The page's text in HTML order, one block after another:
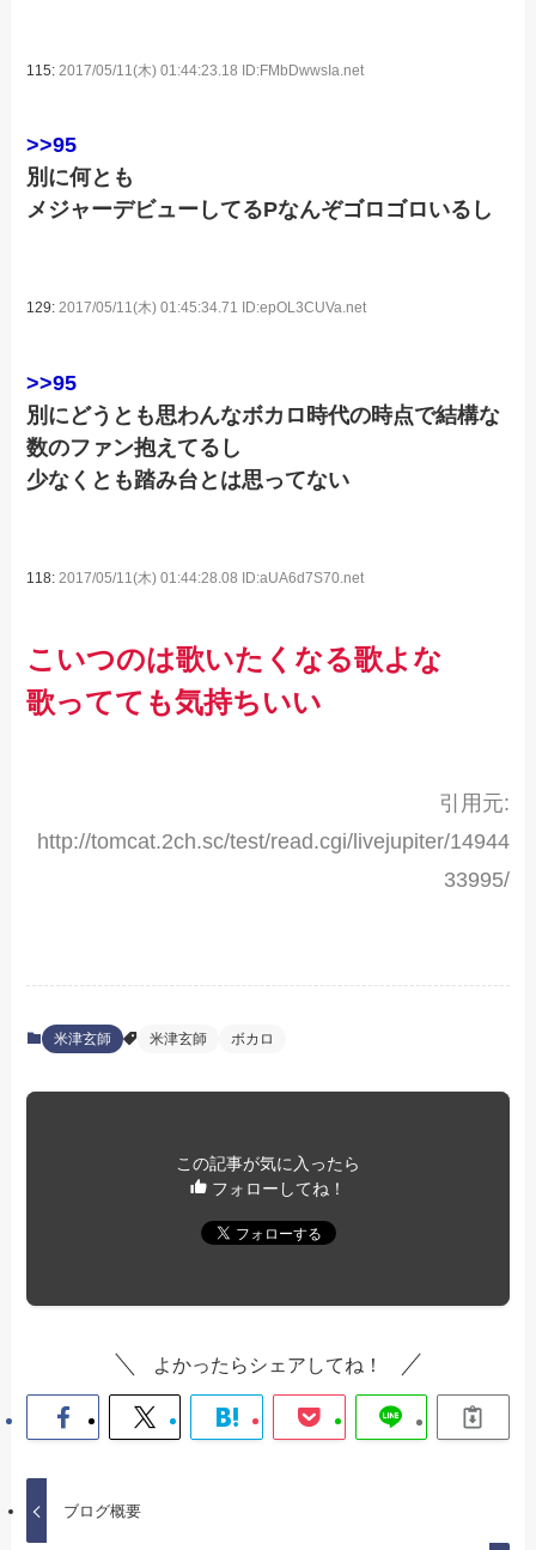
115: 2017/05/11(木) 01:44:23.18 ID:FMbDwwsIa.net
>>95
別に何とも
メジャーデビューしてるPなんぞゴロゴロいるし
129:2017/05/11(木) 01:45:34.71 ID:epOL3CUVa.net
>>95
別にどうとも思わんなボカロ時代の時点で結構な
数のファン抱えてるし
少なくとも踏み台とは思ってない
118:2017/05/11(木) 01:44:28.08 ID:aUA6d7S70.net
こいつのは歌いたくなる歌よな
歌ってても気持ちいい
引用元:
http://tomcat.2ch.sc/test/read.cgi/livejupiter/14944
33995/
米津玄師 米津玄師 ボカロ
この記事が気に入ったら
フォローしてね！
よかったらシェアしてね！
ブログ概要